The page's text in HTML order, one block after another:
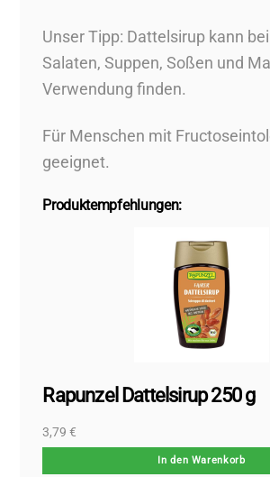
Unser Tipp: Dattelsirup kann
Salaten, Suppen, Soßen und
Verwendung finden.
Für Menschen mit
geeignet.
Produktempfehlungen:
Rapunzel Dattelsirup 250 g
3,79€
In den Warenkorb